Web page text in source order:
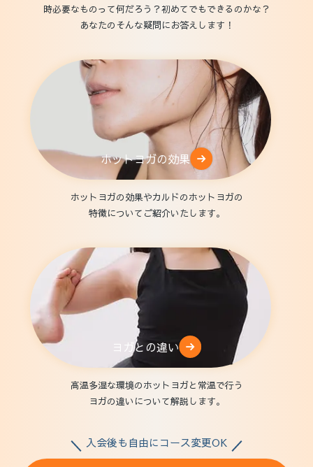
時必要なものって何だろう？初めてでもできるのかな？
あなたのそんな疑問にお答えします！
ホットヨガの効果
ホットヨガの効果やカルドのホットヨガの
特徴についてご紹介いたします。
ヨガとの違い
高温多湿な環境のホットヨガと常温で行う
ヨガの違いについて解説します。
入会後も自由にコース変更OK